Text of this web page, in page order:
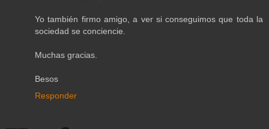
Yo también firmo amigo, a ver si conseguimos que toda la
sociedad se conciencie.
Muchas gracias.
Besos
Responder